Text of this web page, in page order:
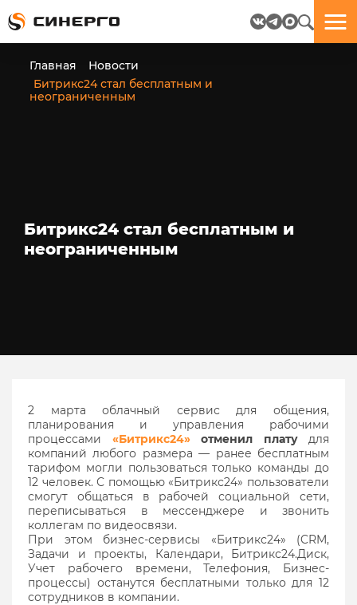
Главная
Новости
Битрикс24 стал бесплатным и
неограниченным
Битрикс24 стал бесплатным и
неограниченным
2 марта облачный сервис для общения,
планирования и управления рабочими
процессами «Битрикс24» отменил плату для
компаний любого размера — ранее бесплатным
тарифом могли пользоваться только команды до
12 человек. С помощью «Битрикс24» пользователи
смогут общаться в рабочей социальной сети,
переписываться в мессенджере и звонить
коллегам по видеосвязи.
При этом бизнес-сервисы «Битрикс24» (CRM,
Задачи и проекты, Календари, Битрикс24.Диск,
Учет рабочего времени, Телефония, Бизнес-
процессы) останутся бесплатными только для 12
сотрудников в компании.
Отлично!
Данные
успешно
отправлены.
пёсиков
Отлично!
Бриф
отправлен.